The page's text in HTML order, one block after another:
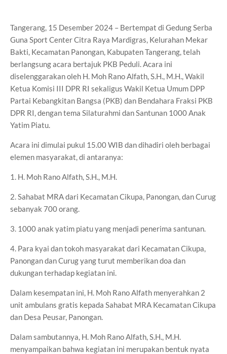
Tangerang, 15 Desember 2024 – Bertempat di Gedung Serba
Guna Sport Center Citra Raya Mardigras, Kelurahan Mekar
Bakti, Kecamatan Panongan, Kabupaten Tangerang, telah
berlangsung acara bertajuk PKB Peduli. Acara ini
diselenggarakan oleh H. Moh Rano Alfath, S.H., M.H., Wakil
Ketua Komisi III DPR RI sekaligus Wakil Ketua Umum DPP
Partai Kebangkitan Bangsa (PKB) dan Bendahara Fraksi PKB
DPR RI, dengan tema Silaturahmi dan Santunan 1000 Anak
Yatim Piatu.
Acara ini dimulai pukul 15.00 WIB dan dihadiri oleh berbagai
elemen masyarakat, di antaranya:
1. H. Moh Rano Alfath, S.H., M.H.
2. Sahabat MRA dari Kecamatan Cikupa, Panongan, dan Curug
sebanyak 700 orang.
3. 1000 anak yatim piatu yang menjadi penerima santunan.
4. Para kyai dan tokoh masyarakat dari Kecamatan Cikupa,
Panongan dan Curug yang turut memberikan doa dan
dukungan terhadap kegiatan ini.
Dalam kesempatan ini, H. Moh Rano Alfath menyerahkan 2
unit ambulans gratis kepada Sahabat MRA Kecamatan Cikupa
dan Desa Peusar, Panongan.
Dalam sambutannya, H. Moh Rano Alfath, S.H., M.H.
menyampaikan bahwa kegiatan ini merupakan bentuk nyata